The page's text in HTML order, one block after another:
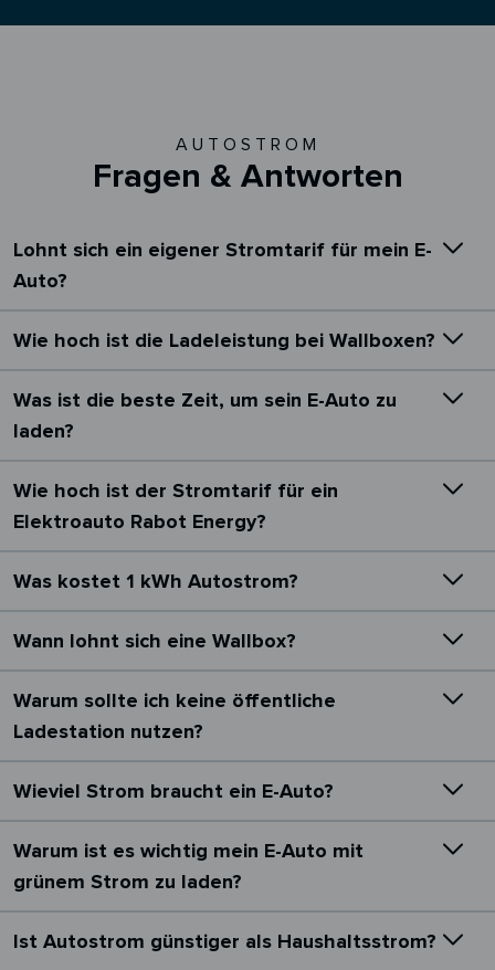
AUTOSTROM
Fragen & Antworten
Lohnt sich ein eigener Stromtarif für mein E-
Auto?
Wie hoch ist die Ladeleistung bei Wallboxen?
Was ist die beste Zeit, um sein E-Auto zu
laden?
Wie hoch ist der Stromtarif für ein
Elektroauto Rabot Energy?
Was kostet 1 kWh Autostrom?
Wann lohnt sich eine Wallbox?
Warum sollte ich keine öffentliche
Ladestation nutzen?
Wieviel Strom braucht ein E-Auto?
Warum ist es wichtig mein E-Auto mit
grünem Strom zu laden?
Ist Autostrom günstiger als Haushaltsstrom?